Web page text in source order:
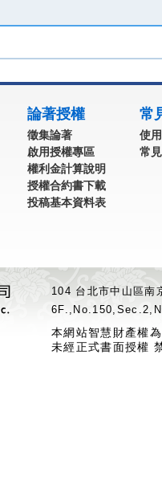
論著授權
徵集論著
啟用授權專區
權利金計算說明
授權合約書下載
投稿基本資料表
常
使
常
104 台北市中山區
本網站智慧財產權
未經正式書面授權